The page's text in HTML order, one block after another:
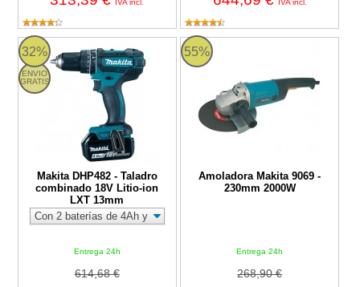
IVA incl. IVA incl.
32%
ENVIO
GRATIS
Makita DHP482 - Taladro
combinado 18V Litio-ion
LXT 13mm
Entrega 24h
614,68 €
Makita DHP482 - Taladro combinado 18V Litio-ion LXT 13mm
55%
Amoladora Makita 9069 -
230mm 2000W
Entrega 24h
268,90 €
Amoladora Makita 9069 - 230mm